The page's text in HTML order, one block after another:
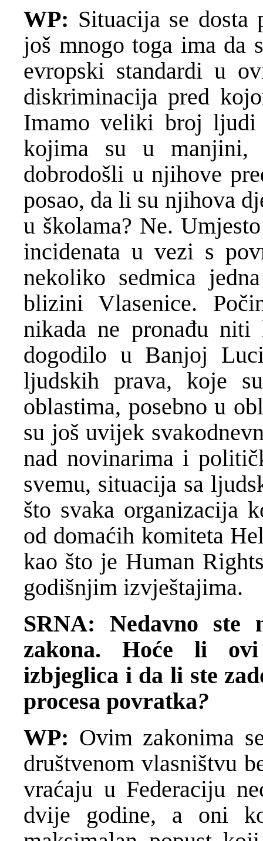
WP: Situacija se
još mnogo toga ima da
evropski standardi u
diskriminacija pred
Imamo veliki broj
kojima su u
dobrodošli u njihove
posao, da li su njihova
u školama? Ne.
incidenata u vezi s
nekoliko sedmica
blizini Vlasenice.
nikada ne pronađu niti
dogodilo u Banjoj
ljudskih prava, koje
oblastima, posebno u
su još uvijek
nad novinarima i
svemu, situacija sa
što svaka organizacija
od domaćih komiteta
kao što je Human
godišnjim izvještajima.
SRNA: Nedavno ste
zakona. Hoće li
izbjeglica i da li ste
procesa povratka?
WP: Ovim zakonima
društvenom vlasništvu
vraćaju u Federaciju
dvije godine, a oni